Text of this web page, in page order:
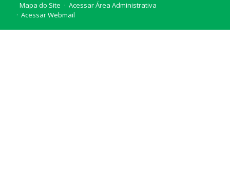
Mapa do Site
Acessar Área Administrativa
Acessar Webmail